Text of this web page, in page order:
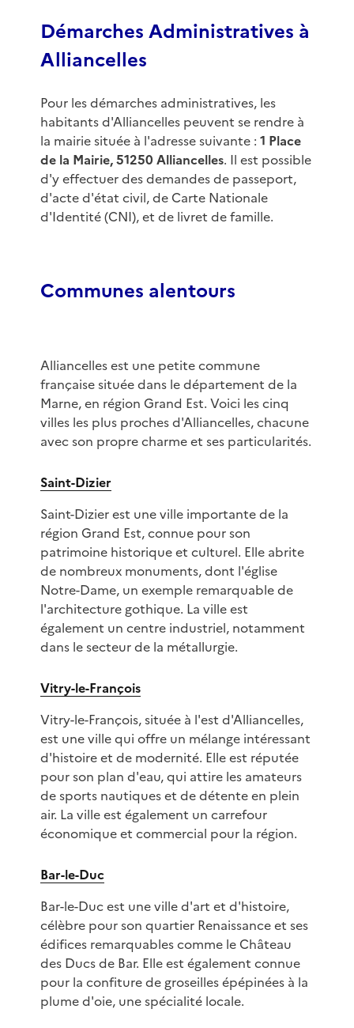
Démarches Administratives à
Alliancelles
Pour les démarches administratives, les
habitants d'Alliancelles peuvent se rendre à
la mairie située à l'adresse suivante : 1 Place
de la Mairie, 51250 Alliancelles. Il est possible
d'y effectuer des demandes de passeport,
d'acte d'état civil, de Carte Nationale
d'Identité (CNI), et de livret de famille.
Communes alentours
Alliancelles est une petite commune
française située dans le département de la
Marne, en région Grand Est. Voici les cinq
villes les plus proches d'Alliancelles, chacune
avec son propre charme et ses particularités.
Saint-Dizier
Saint-Dizier est une ville importante de la
région Grand Est, connue pour son
patrimoine historique et culturel. Elle abrite
de nombreux monuments, dont l'église
Notre-Dame, un exemple remarquable de
l'architecture gothique. La ville est
également un centre industriel, notamment
dans le secteur de la métallurgie.
Vitry-le-François
Vitry-le-François, située à l'est d'Alliancelles,
est une ville qui offre un mélange intéressant
d'histoire et de modernité. Elle est réputée
pour son plan d'eau, qui attire les amateurs
de sports nautiques et de détente en plein
air. La ville est également un carrefour
économique et commercial pour la région.
Bar-le-Duc
Bar-le-Duc est une ville d'art et d'histoire,
célèbre pour son quartier Renaissance et ses
édifices remarquables comme le Château
des Ducs de Bar. Elle est également connue
pour la confiture de groseilles épépinées à la
plume d'oie, une spécialité locale.